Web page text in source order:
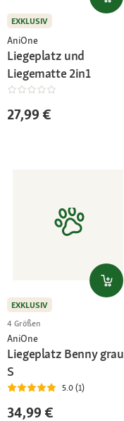
EXKLUSIV
AniOne
Liegeplatz und
Liegematte 2in1
27,99 €
EXKLUSIV
4 Größen
AniOne
Liegeplatz Benny grau
S
5.0 (1)
34,99 €